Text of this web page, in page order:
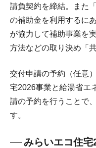
請負契約を締結。また
の補助金を利用するに
が協力して補助事業を
方法などの取り決め「
交付申請の予約（任意
宅2026事業と給湯省エ
請の予約を行うことで
す。
みらいエコ住